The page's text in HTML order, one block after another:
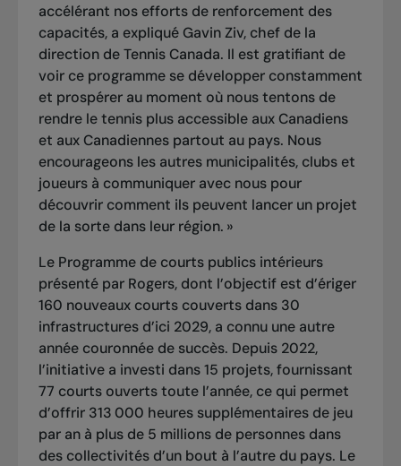
accélérant nos efforts de renforcement des
capacités, a expliqué Gavin Ziv, chef de la
direction de Tennis Canada. Il est gratifiant de
voir ce programme se développer constamment
et prospérer au moment où nous tentons de
rendre le tennis plus accessible aux Canadiens
et aux Canadiennes partout au pays. Nous
encourageons les autres municipalités, clubs et
joueurs à communiquer avec nous pour
découvrir comment ils peuvent lancer un projet
de la sorte dans leur région. »
Le Programme de courts publics intérieurs
présenté par Rogers, dont l’objectif est d’ériger
160 nouveaux courts couverts dans 30
infrastructures d’ici 2029, a connu une autre
année couronnée de succès. Depuis 2022,
l’initiative a investi dans 15 projets, fournissant
77 courts ouverts toute l’année, ce qui permet
d’offrir 313 000 heures supplémentaires de jeu
par an à plus de 5 millions de personnes dans
des collectivités d’un bout à l’autre du pays. Le